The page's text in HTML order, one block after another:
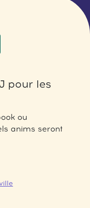
pour les
ou
anims seront